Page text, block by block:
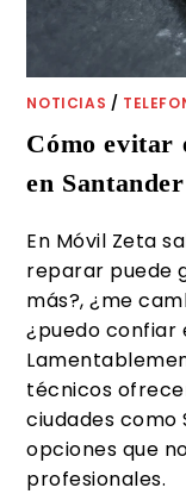
NOTICIAS /
Cómo evitar
en Santander
En Móvil Zeta
reparar puede
más?, ¿me
¿puedo confiar
técnicos
ciudades como
opciones que
profesionales.